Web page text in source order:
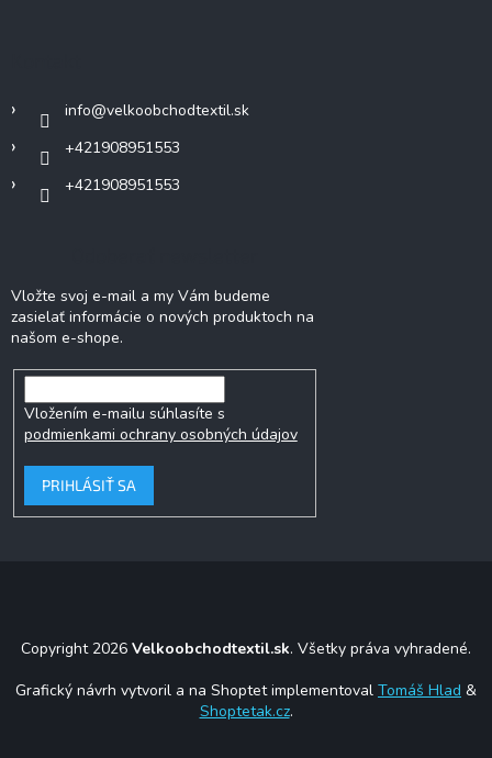
info@velkoobchodtextil.sk
+421908951553
+421908951553
Vložte svoj e-mail a my Vám budeme
zasielať informácie o nových produktoch na
našom e-shope.
Vložením e-mailu súhlasíte s
podmienkami ochrany osobných údajov
PRIHLÁSIŤ SA
Copyright 2026 Velkoobchodtextil.sk. Všetky práva vyhradené.
Grafický návrh vytvoril a na Shoptet implementoval Tomáš Hlad &
Shoptetak.cz.